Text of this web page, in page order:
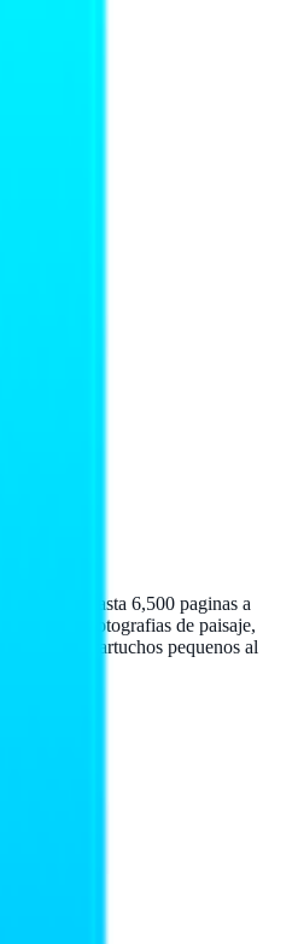
de hasta 6,500 paginas a
para fotografias de paisaje,
de cartuchos pequenos al